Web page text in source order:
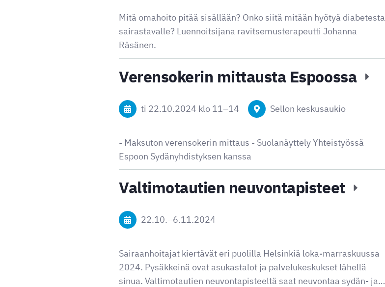
Mitä omahoito pitää sisällään? Onko siitä mitään hyötyä diabetesta
sairastavalle? Luennoitsijana ravitsemusterapeutti Johanna
Räsänen.
Verensokerin mittausta Espoossa
ti 22.10.2024 klo 11–14 Sellon keskusaukio
- Maksuton verensokerin mittaus - Suolanäyttely Yhteistyössä
Espoon Sydänyhdistyksen kanssa
Valtimotautien neuvontapisteet
22.10.–6.11.2024
Sairaanhoitajat kiertävät eri puolilla Helsinkiä loka-marraskuussa
2024. Pysäkkeinä ovat asukastalot ja palvelukeskukset lähellä
sinua. Valtimotautien neuvontapisteeltä saat neuvontaa sydän- ja…